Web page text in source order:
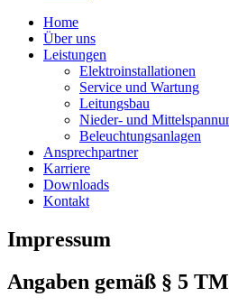
Home
Über uns
Leistungen
Elektroinstallationen
Service und Wartung
Leitungsbau
Nieder- und
Beleuchtungsanlagen
Ansprechpartner
Karriere
Downloads
Kontakt
Impressum
Angaben gemäß § 5